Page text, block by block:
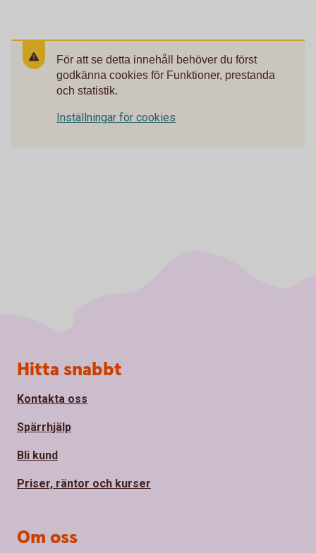
För att se detta innehåll behöver du först
godkänna cookies för Funktioner, prestanda
och statistik.
Inställningar för cookies
Sidfot
Hitta snabbt
Kontakta oss
Spärrhjälp
Bli kund
Priser, räntor och kurser
Om oss